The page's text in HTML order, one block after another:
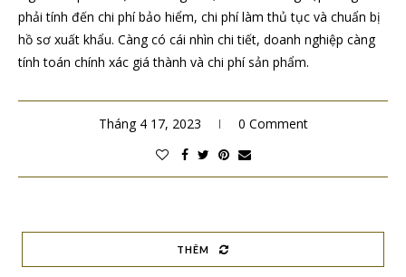
phải tính đến chi phí bảo hiểm, chi phí làm thủ tục và chuẩn bị
hồ sơ xuất khẩu. Càng có cái nhìn chi tiết, doanh nghiệp càng
tính toán chính xác giá thành và chi phí sản phẩm.
Tháng 4 17, 2023 0 Comment
THÊM